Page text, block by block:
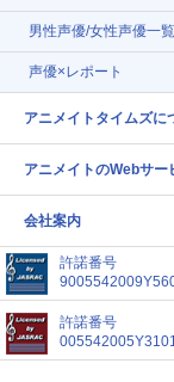
男性声優/女性声優一覧
声優×レポート
アニメイトタイムズに
アニメイトのWebサー
会社案内
許諾番号
許諾番号